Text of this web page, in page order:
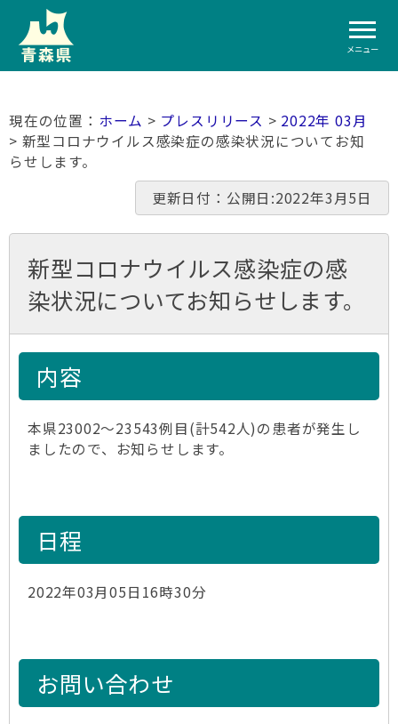
メニュー
ホーム > プレスリリース > 2022年 03月
> 新型コロナウイルス感染症の感染状況についてお知
らせします。
更新日付：公開日:2022年3月5日
新型コロナウイルス感染症の感
染状況についてお知らせします。
内容
本県23002～23543例目(計542人)の患者が発生し
ましたので、お知らせします。
日程
2022年03月05日16時30分
お問い合わせ